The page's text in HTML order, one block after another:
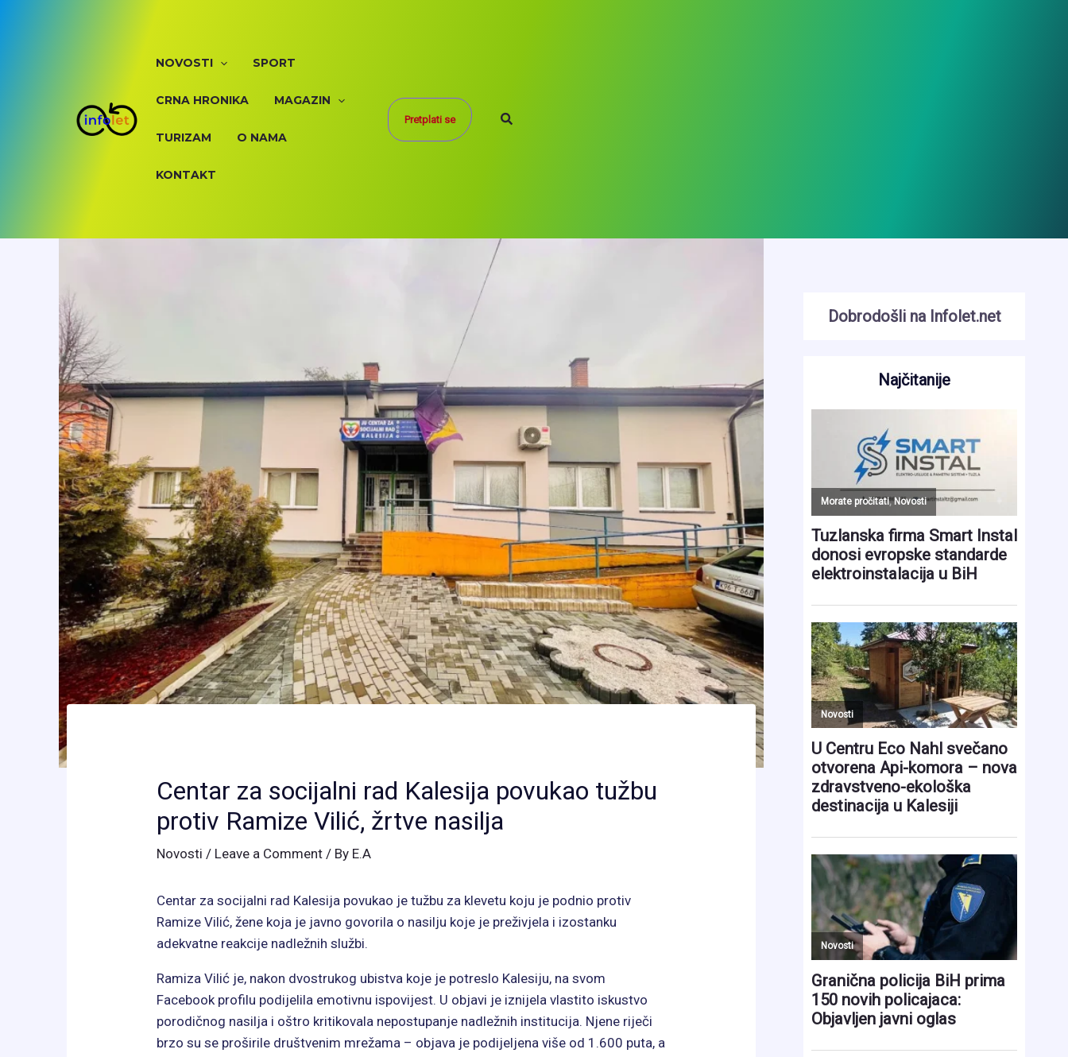
NOVOSTI SPORT
CRNA HRONIKA MAGAZIN
TURIZAM O NAMA
KONTAKT
Pretplati se Search
Centar za socijalni rad Kalesija povukao tužbu
protiv Ramize Vilić, žrtve nasilja
Novosti / Leave a Comment / By E.A
Centar za socijalni rad Kalesija povukao je tužbu za klevetu koju je podnio protiv
Ramize Vilić, žene koja je javno govorila o nasilju koje je preživjela i izostanku
adekvatne reakcije nadležnih službi.
Ramiza Vilić je, nakon dvostrukog ubistva koje je potreslo Kalesiju, na svom
Facebook profilu podijelila emotivnu ispovijest. U objavi je iznijela vlastito iskustvo
porodičnog nasilja i oštro kritikovala nepostupanje nadležnih institucija. Njene riječi
brzo su se proširile društvenim mrežama – objava je podijeljena više od 1.600 puta, a
Dobrodošli na Infolet.net
Najčitanije